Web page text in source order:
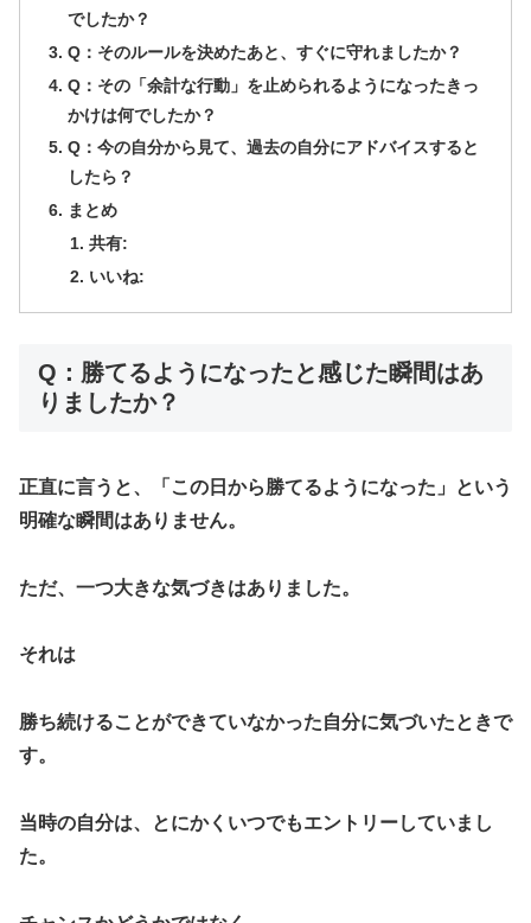
でしたか？
Q：そのルールを決めたあと、すぐに守れましたか？
Q：その「余計な行動」を止められるようになったきっ
かけは何でしたか？
Q：今の自分から見て、過去の自分にアドバイスすると
したら？
まとめ
共有:
いいね:
Q：勝てるようになったと感じた瞬間はあ
りましたか？
正直に言うと、「この日から勝てるようになった」という
明確な瞬間はありません。
ただ、一つ大きな気づきはありました。
それは
勝ち続けることができていなかった自分に気づいたときで
す。
当時の自分は、とにかくいつでもエントリーしていまし
た。